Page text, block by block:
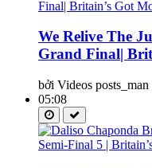
We Relive The
Grand Final|
bởi Videos posts_man
05:08